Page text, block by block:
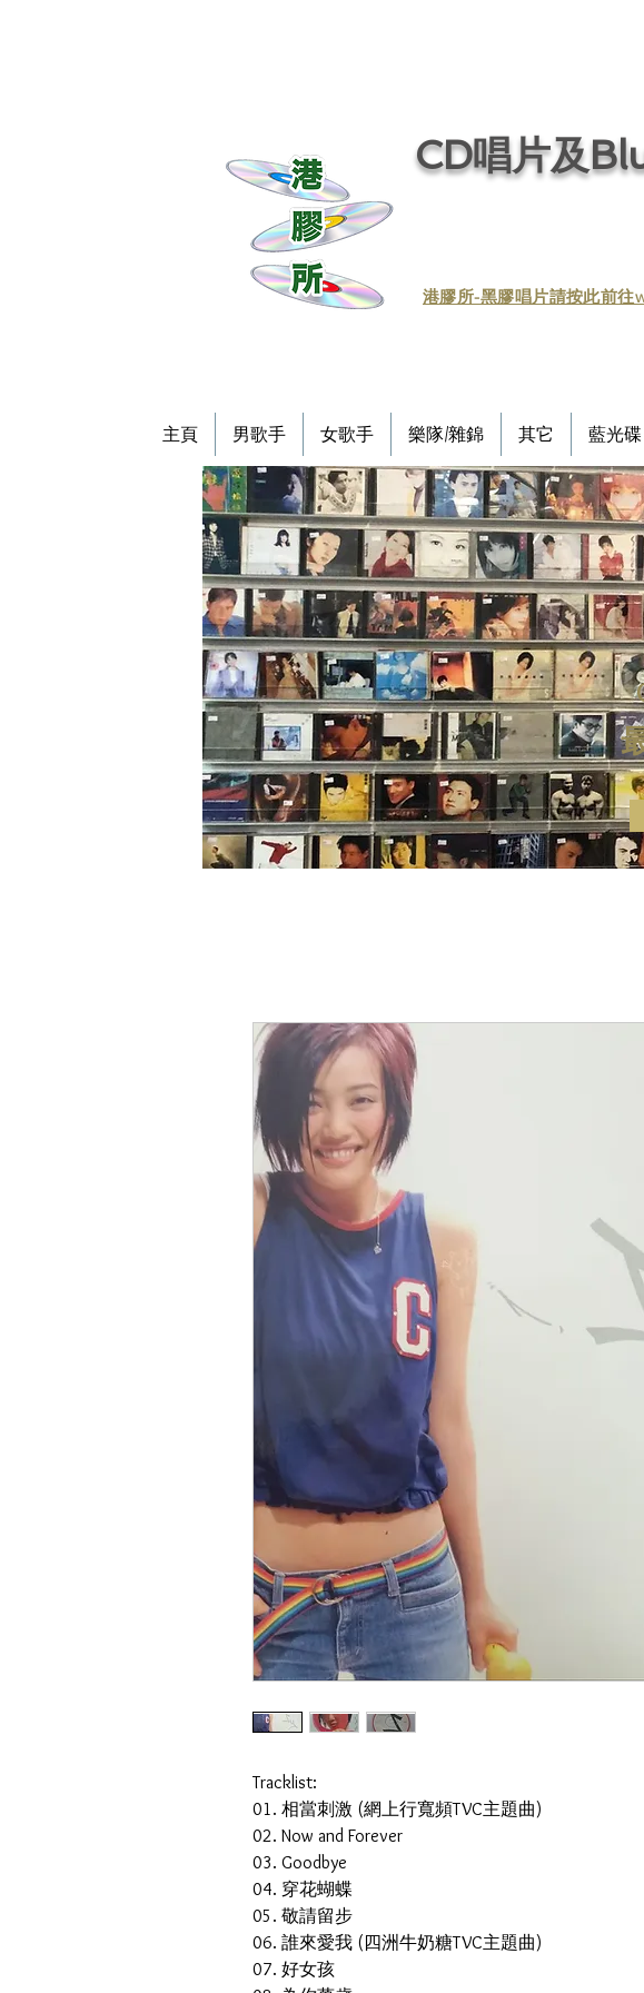
CD唱片及
港膠所-黑膠唱片請按此前往
主頁 男歌手 女歌手 樂隊/雜錦 其它 藍光碟
Tracklist:
01. 相當刺激 (網上行寬頻TVC主題曲)
02. Now and Forever
03. Goodbye
04. 穿花蝴蝶
05. 敬請留步
06. 誰來愛我 (四洲牛奶糖TVC主題曲)
07. 好女孩